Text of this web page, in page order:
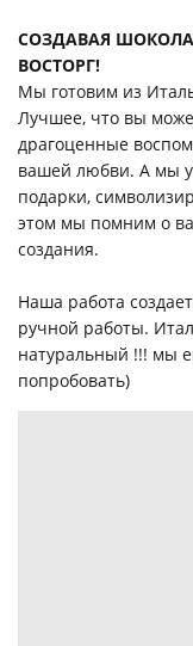
СОЗДАВАЯ
ВОСТОРГ!
Мы готовим из
Лучшее, что вы
драгоценные
вашей любви. А мы
подарки,
этом мы помним о
создания.
Наша работа
ручной работы.
натуральный !!! мы
попробовать)